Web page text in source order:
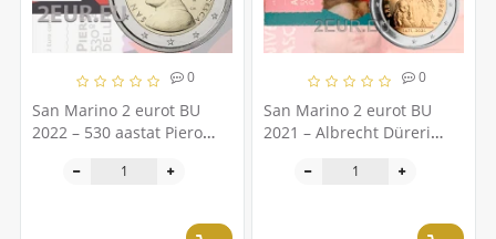
0
San Marino 2 eurot BU
2022 – 530 aastat Piero
0
San Marino 2 eurot BU
2021 – Albrecht Düreri